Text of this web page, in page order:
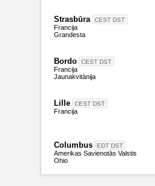
Strasbūra CEST DST
Francija
Grandesta
Bordo CEST DST
Francija
Jaunakvitānija
Lille CEST DST
Francija
Columbus EDT DST
Amerikas Savienotās Valstis
Ohio